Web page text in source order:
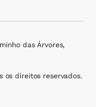
das Árvores,
os direitos reservados.